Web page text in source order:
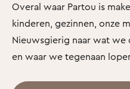
Overal waar Partou is
kinderen, gezinnen, onze
Nieuwsgierig naar wat we
en waar we tegenaan